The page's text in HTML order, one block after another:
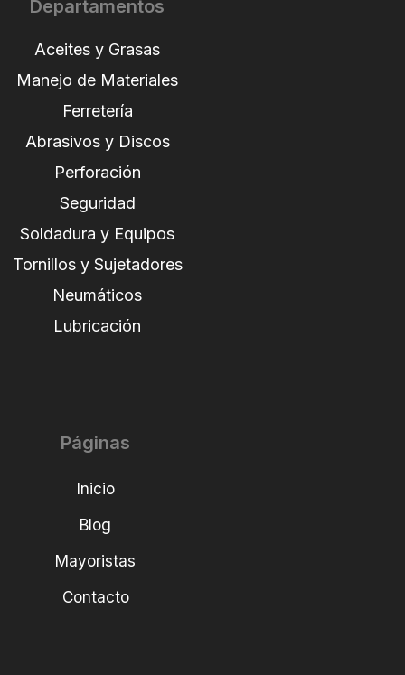
Departamentos
Aceites y Grasas
Manejo de Materiales
Ferretería
Abrasivos y Discos
Perforación
Seguridad
Soldadura y Equipos
Tornillos y Sujetadores
Neumáticos
Lubricación
Páginas
Inicio
Blog
Mayoristas
Contacto